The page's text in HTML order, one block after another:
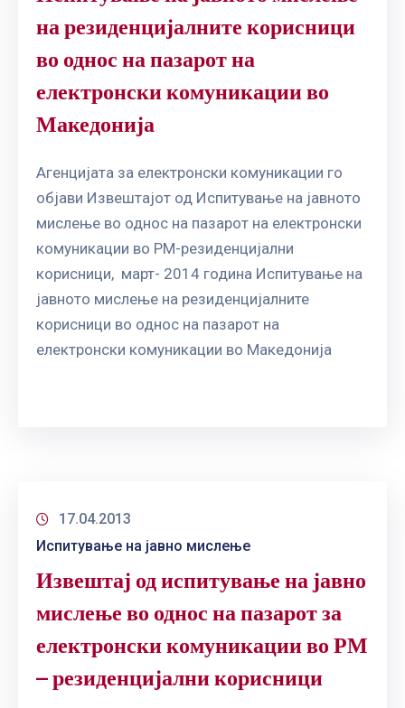
на резиденцијалните корисници
во однос на пазарот на
електронски комуникации во
Македонија
Агенцијата за електронски комуникации го
објави Извештајот од Испитување на јавното
мислење во однос на пазарот на електронски
комуникации во РМ-резиденцијални
корисници, март- 2014 година Испитување на
јавното мислење на резиденцијалните
корисници во однос на пазарот на
електронски комуникации во Македонија
17.04.2013
Испитување на јавно мислење
Извештај од испитување на јавно
мислење во однос на пазарот за
електронски комуникации во РМ
– резиденцијални корисници